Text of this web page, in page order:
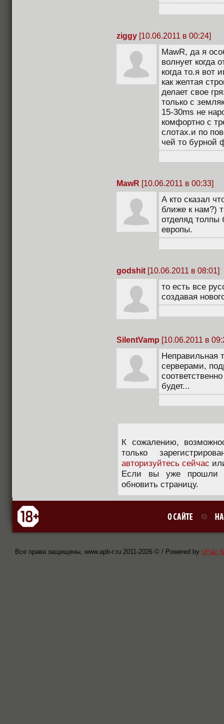
ziggy [10.06.2011 в 00:24]
MawR, да я
волнует когда
когда то.я вот
как желтая
делает свое
только с
15-30ms не
комфортно с
слотах.и по
чей то бурной
MawR [10.06.2011 в 00:33]
А кто сказал
ближе к нам?)
отделяд толпы
европы.
godshit [10.06.2011 в 08:01]
то есть все
создавая
SilentVamp [10.06.2011 в
Неправильная
серверами,
будет...
К сожалению,
только
авторизуйтесь сейчас
Если вы уже прошли
обновить страницу.
Все права защищены, www.apb-r.ru 2011-2026 © / Powered by sPaiz-